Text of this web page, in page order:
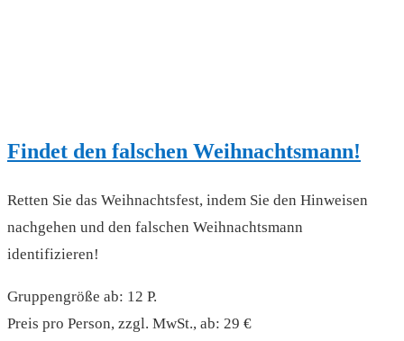
Findet den falschen Weihnachtsmann!
Retten Sie das Weihnachtsfest, indem Sie den Hinweisen
nachgehen und den falschen Weihnachtsmann
identifizieren!
Gruppengröße ab: 12 P.
Preis pro Person, zzgl. MwSt., ab: 29 €